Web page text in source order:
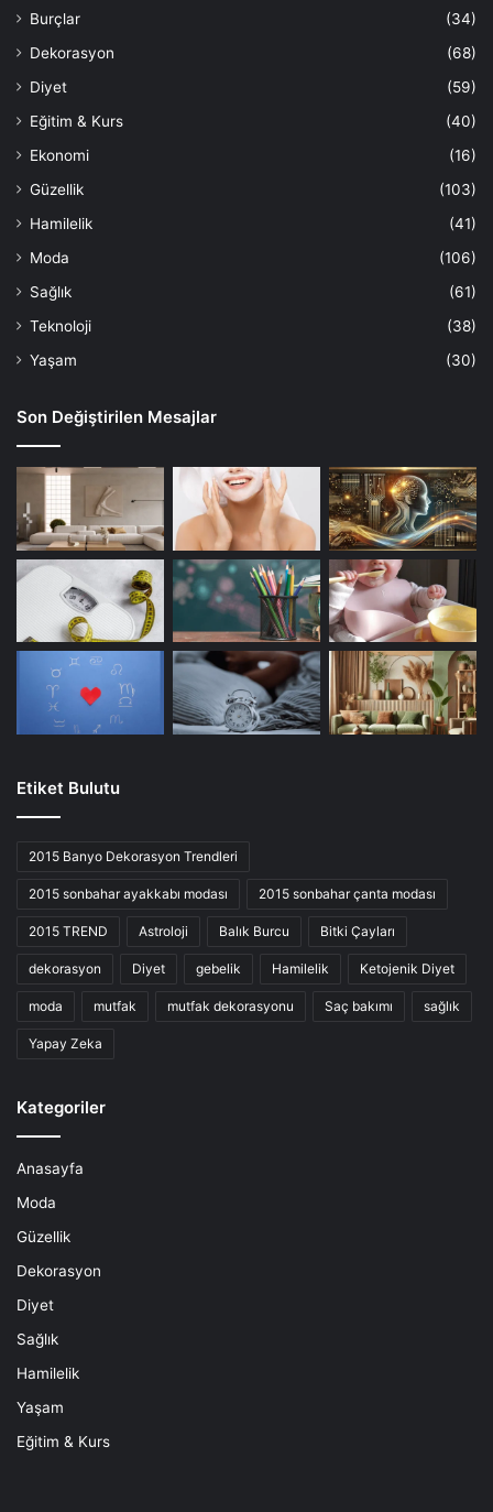
Burçlar
(34)
Dekorasyon
(68)
Diyet
(59)
Eğitim & Kurs
(40)
Ekonomi
(16)
Güzellik
(103)
Hamilelik
(41)
Moda
(106)
Sağlık
(61)
Teknoloji
(38)
Yaşam
(30)
Son Değiştirilen Mesajlar
Etiket Bulutu
2015 Banyo Dekorasyon Trendleri
2015 sonbahar ayakkabı modası 2015 sonbahar çanta modası
2015 TREND Astroloji Balık Burcu Bitki Çayları
dekorasyon Diyet gebelik Hamilelik Ketojenik Diyet
moda mutfak mutfak dekorasyonu Saç bakımı sağlık
Yapay Zeka
Kategoriler
Anasayfa
Moda
Güzellik
Dekorasyon
Diyet
Sağlık
Hamilelik
Yaşam
Eğitim & Kurs